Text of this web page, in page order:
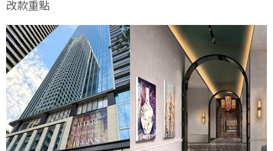
改款重點